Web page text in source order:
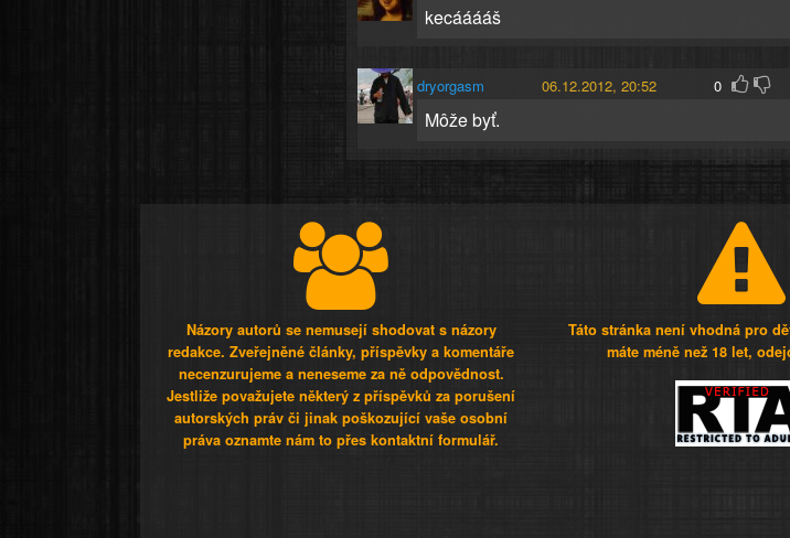
kecááááš
dryorgasm 06.12.2012, 20:52 0
Môže byť.
Názory autorů se nemusejí shodovat s názory
redakce. Zveřejněné články, příspěvky a komentáře
necenzurujeme a neneseme za ně odpovědnost.
Jestliže považujete některý z příspěvků za porušení
autorských práv či jinak poškozující vaše osobní
práva oznamte nám to přes kontaktní formulář.
Táto stránka není vhodná pro
máte méně než 18 let,